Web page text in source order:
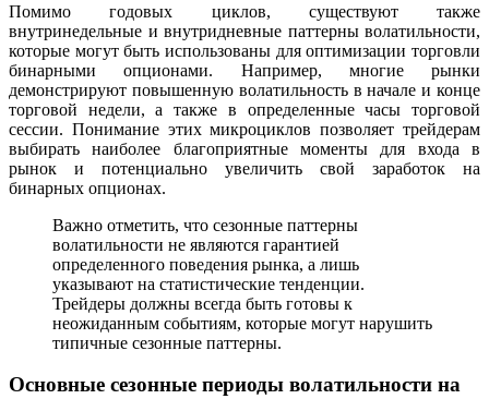
Помимо годовых циклов, существуют также
внутринедельные и внутридневные паттерны волатильности,
которые могут быть использованы для оптимизации торговли
бинарными опционами. Например, многие рынки
демонстрируют повышенную волатильность в начале и конце
торговой недели, а также в определенные часы торговой
сессии. Понимание этих микроциклов позволяет трейдерам
выбирать наиболее благоприятные моменты для входа в
рынок и потенциально увеличить свой заработок на
бинарных опционах.
Важно отметить, что сезонные паттерны
волатильности не являются гарантией
определенного поведения рынка, а лишь
указывают на статистические тенденции.
Трейдеры должны всегда быть готовы к
неожиданным событиям, которые могут нарушить
типичные сезонные паттерны.
Основные сезонные периоды волатильности на